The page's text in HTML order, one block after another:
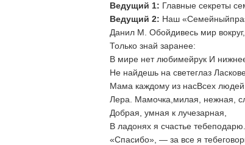
Ведущий 1: Главные секреты
Ведущий 2: Наш
Данил М. Обойдивесь мир вокруг,
Только знай заранее:
В мире нет любимейрук И
Не найдешь на светеглаз
Мама каждому из насВсех людей
Лера. Мамочка,милая, нежная,
Добрая, умная к лучезарная,
В ладонях я счастье тебеподарю.
«Спасибо», — за все я